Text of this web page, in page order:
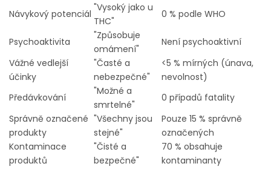
Návykový potenciál
"Vysoký jako u
THC"
0 % podle WHO
Psychoaktivita
"Způsobuje
omámení"
Není psychoaktivní
Vážné vedlejší
účinky
"Časté a
nebezpečné"
<5 % mírných (únava,
nevolnost)
Předávkování
"Možné a
smrtelné"
0 případů fatality
Správně označené
produkty
"Všechny jsou
stejné"
Pouze 15 % správně
označených
Kontaminace
produktů
"Čisté a
bezpečné"
70 % obsahuje
kontaminanty